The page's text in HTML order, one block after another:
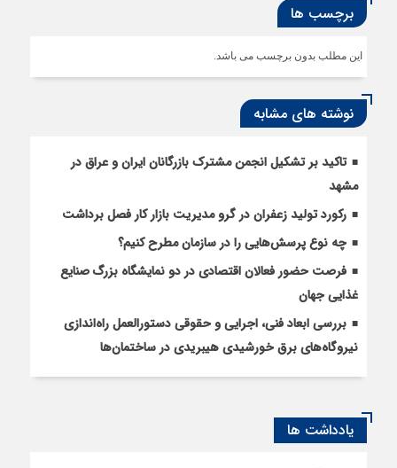
برچسب ها
این مطلب بدون برچسب می باشد.
نوشته های مشابه
تاکید بر تشکیل انجمن مشترک بازرگانان ایران و عراق در
مشهد
رکورد تولید زعفران در گرو مدیریت بازار کار فصل برداشت
چه نوع پرسش‌هایی را در سازمان مطرح کنیم؟
فرصت حضور فعالان اقتصادی در دو نمایشگاه بزرگ صنایع
غذایی جهان
بررسی ابعاد فنی، اجرایی و حقوقی دستورالعمل راه‌اندازی
نیروگاه‌های برق خورشیدی هیبریدی در ساختمان‌ها
یادداشت ها